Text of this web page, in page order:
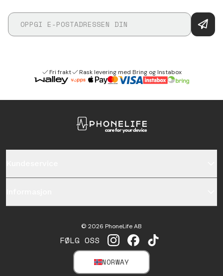
Fri frakt Rask levering med Bring og Instabox
FØLG OSS INSTAGRAM
FACEBOOKTIKTOK
NORWAY
SELECT MARKET
© 2026 PhoneLife AB